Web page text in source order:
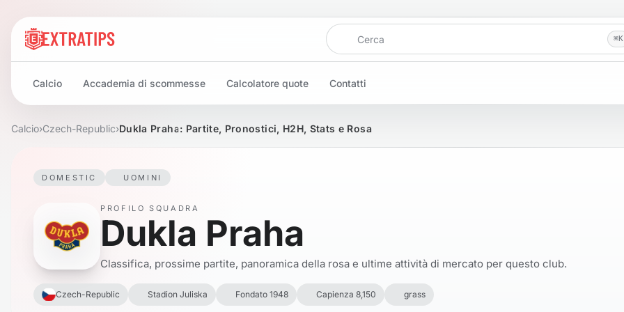
Cerca
⌘K
Calcio Accademia di scommesse Calcolatore quote Contatti
Calcio›Czech-Republic›Dukla Praha: Partite, Pronostici, H2H, Stats e Rosa
DOMESTIC UOMINI
PROFILO SQUADRA
Dukla Praha
Classifica, prossime partite, panoramica della rosa e ultime attività di mercato per questo club.
Czech-Republic Stadion Juliska Fondato 1948 Capienza 8,150 grass